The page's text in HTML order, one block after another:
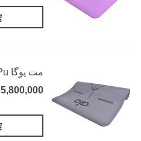
مت یوگا WARRIOR Alo Pu طوسی
5,800,000 تومان